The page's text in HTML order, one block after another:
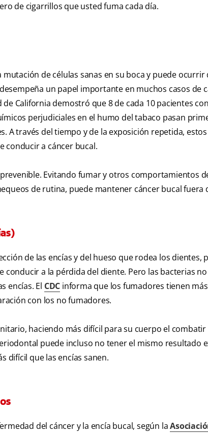
de cigarrillos que usted fuma cada día.
de células sanas en su boca y puede
un papel importante en muchos casos de
California demostró que 8 de cada 10 pacientes
perjudiciales en el humo del tabaco pasan
A través del tiempo y de la exposición repetida,
conducir a cáncer bucal.
Evitando fumar y otros comportamientos
de rutina, puede mantener cáncer bucal fuera
de las encías y del hueso que rodea los dientes,
conducir a la pérdida del diente. Pero las bacterias
encías. El CDC informa que los fumadores tienen
con los no fumadores.
haciendo más difícil para su cuerpo el
puede incluso no tener el mismo resultado
difícil que las encías sanen.
del cáncer y la encía bucal, según la